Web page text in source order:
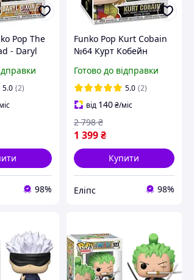
Pop The
- Daryl
з псом
5.0 (2)
98%
Funko Pop Kurt Cobain
№64 Курт Кобейн
Nirvana у вініловій
фігурці (10 см)
Готово до відправки
5.0 (2)
від 140₴/міс
1 399₴
2 798 ₴
Купити
Еліпс 98%